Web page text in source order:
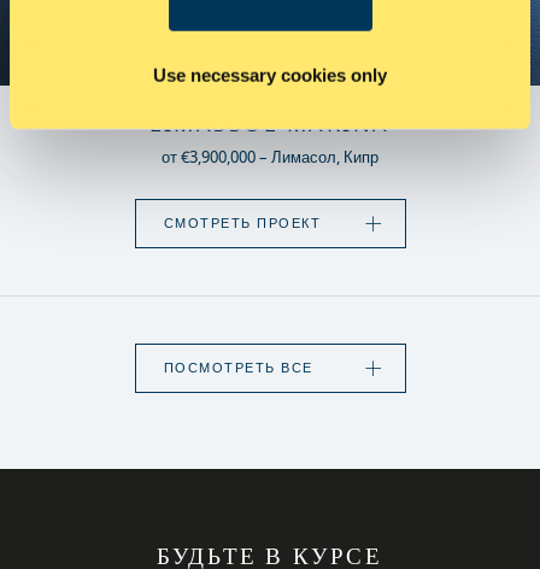
Use necessary cookies only
ГОТОВЫ К ЗАСЕЛЕНИЮ
LIMASSOL MARINA
от €3,900,000 – Лимасол, Кипр
СМОТРЕТЬ ПРОЕКТ
ПОСМОТРЕТЬ ВСЕ
БУДЬТЕ В КУРСЕ